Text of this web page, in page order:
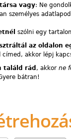
vagy: Ne
személyes
szólni egy
az oldalon
címed, akkor lépj
találd rád , akkor ne
bátran!